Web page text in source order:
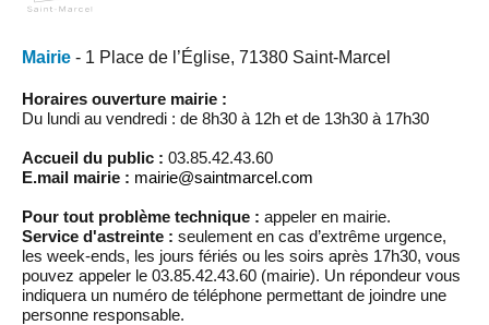
Mairie - 1 Place de l’Église, 71380 Saint-Marcel
Horaires ouverture mairie :
Du lundi au vendredi : de 8h30 à 12h et de 13h30 à 17h30
Accueil du public : 03.85.42.43.60
E.mail mairie : mairie@saintmarcel.com
Pour tout problème technique : appeler en mairie.
Service d'astreinte : seulement en cas d’extrême urgence,
les week-ends, les jours fériés ou les soirs après 17h30, vous
pouvez appeler le 03.85.42.43.60 (mairie). Un répondeur vous
indiquera un numéro de téléphone permettant de joindre une
personne responsable.